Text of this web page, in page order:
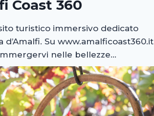
Coast 360
turistico immersivo dedicato
d’Amalfi. Su www.amalficoast360.it
nelle bellezze…